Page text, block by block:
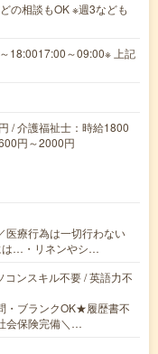
の相談もOK ※週3なども
18:0017:00～09:00※ 上記
/ 介護福祉士：時給1800
円～2000円
医療行為は一切行わない
は…・リネンやシ…
コンスキル不要 / 英語力不
・ブランクOK★履歴書不
会保険完備＼…